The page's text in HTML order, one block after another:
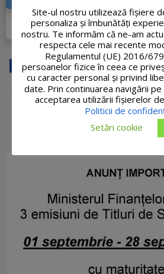
DETALII PROIECT
Site-ul nostru utilizează fişiere
personaliza și îmbunătăți
nostru. Te informăm că ne-am
respecta cele mai recente
Regulamentul (UE) 2016/
persoanelor fizice în ceea ce
cu caracter personal și privind
date. Prin continuarea navigării
acceptarea utilizării fişierelor
Politicii de
Setări cookie